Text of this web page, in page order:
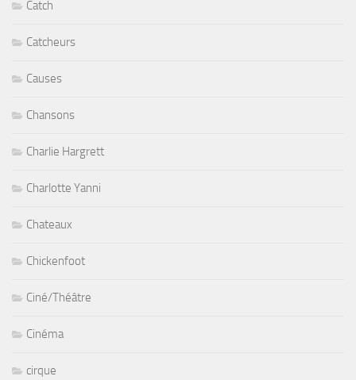
Catch
Catcheurs
Causes
Chansons
Charlie Hargrett
Charlotte Yanni
Chateaux
Chickenfoot
Ciné/Théâtre
Cinéma
cirque